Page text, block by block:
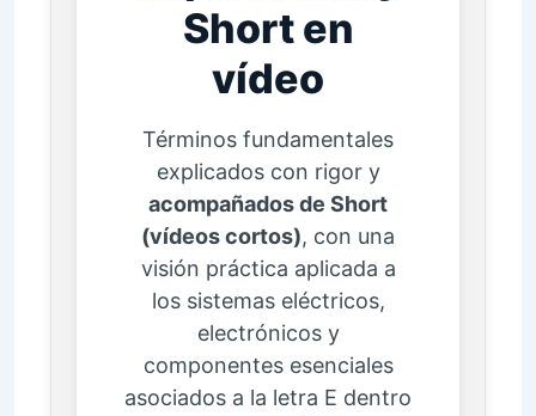
Short en
vídeo
Términos fundamentales
explicados con rigor y
acompañados de Short
(vídeos cortos), con una
visión práctica aplicada a
los sistemas eléctricos,
electrónicos y
componentes esenciales
asociados a la letra E dentro